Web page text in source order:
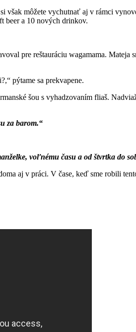
však môžete vychutnať aj v rámci
beer a 10 nových drinkov.
pre reštauráciu wagamama. Mateja
pýtame sa prekvapene.
šou s vyhadzovaním fliaš.
za barom.“
voľnému času a od štvrtka do
aj v práci. V čase, keď sme robili